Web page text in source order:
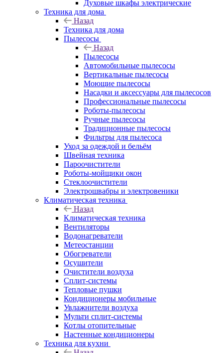
Духовые шкафы электрические
Техника для дома
Назад
Техника для дома
Пылесосы
Назад
Пылесосы
Автомобильные пылесосы
Вертикальные пылесосы
Моющие пылесосы
Насадки и аксессуары для пылесосов
Профессиональные пылесосы
Роботы-пылесосы
Ручные пылесосы
Традиционные пылесосы
Фильтры для пылесоса
Уход за одеждой и бельём
Швейная техника
Пароочистители
Роботы-мойщики окон
Стеклоочистители
Электрошвабры и электровеники
Климатическая техника
Назад
Климатическая техника
Вентиляторы
Водонагреватели
Метеостанции
Обогреватели
Осушители
Очистители воздуха
Сплит-системы
Тепловые пушки
Кондиционеры мобильные
Увлажнители воздуха
Мульти сплит-системы
Котлы отопительные
Настенные кондиционеры
Техника для кухни